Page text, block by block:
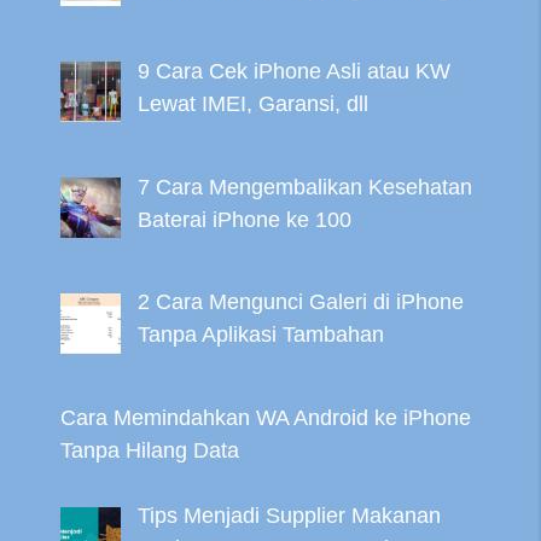
9 Cara Cek iPhone Asli atau KW
Lewat IMEI, Garansi, dll
7 Cara Mengembalikan Kesehatan
Baterai iPhone ke 100
2 Cara Mengunci Galeri di iPhone
Tanpa Aplikasi Tambahan
Cara Memindahkan WA Android ke iPhone
Tanpa Hilang Data
Tips Menjadi Supplier Makanan